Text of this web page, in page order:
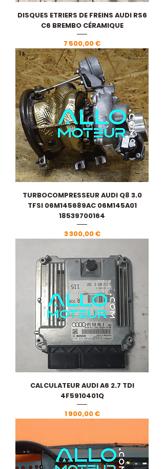
DISQUES ETRIERS DE FREINS AUDI RS6
C6 BREMBO CÉRAMIQUE
Prix
7 500,00 €
TURBOCOMPRESSEUR AUDI Q8 3.0
TFSI 06M145689AC 06M145A01
18539700164
Prix
3 300,00 €
CALCULATEUR AUDI A6 2.7 TDI
4F5910401Q
Prix
1 900,00 €